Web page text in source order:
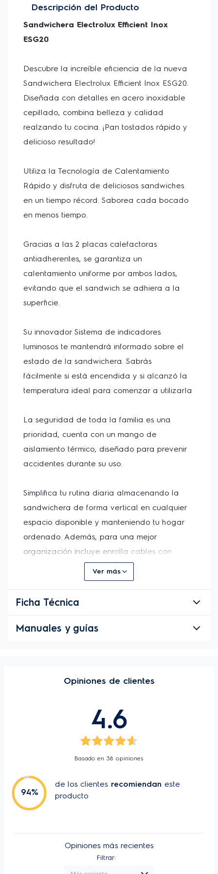
La seguridad de toda la familia es una prioridad,
cuenta con un mango de aislamiento térmico,
diseñado para prevenir accidentes durante su uso.
Simplifica tu rutina diaria almacenando la
disponible y manteniendo tu hogar ordenado.
Además, para una mejor organización incluye enrolla
cables con sistema de cierre.
Descripción del Producto
Sandwichera Electrolux Efficient Inox
ESG20
Descubre la increíble eficiencia de la nueva
Sandwichera Electrolux Efficient Inox ESG20.
Diseñada con detalles en acero inoxidable
cepillado, combina belleza y calidad
realzando tu cocina. ¡Pan tostados rápido y
delicioso resultado!
Utiliza la Tecnología de Calentamiento
Rápido y disfruta de deliciosos sandwiches
en un tiempo récord. Saborea cada bocado
en menos tiempo.
Gracias a las 2 placas calefactoras
antiadherentes, se garantiza un
calentamiento uniforme por ambos lados,
evitando que el sandwich se adhiera a la
superficie.
Su innovador Sistema de indicadores
luminosos te mantendrá informado sobre el
estado de la sandwichera. Sabrás
fácilmente si está encendida y si alcanzó la
temperatura ideal para comenzar a utilizarla
La seguridad de toda la familia es una
prioridad, cuenta con un mango de
aislamiento térmico, diseñado para prevenir
accidentes durante su uso.
Simplifica tu rutina diaria almacenando la
sandwichera de forma vertical en cualquier
espacio disponible y manteniendo tu hogar
ordenado. Además, para una mejor
organización incluye enrolla cables con
sistema de cierre.
Ver más
Ficha Técnica
22 cm
1,4 Kg
Altura del embalaje
12 cm
Ancho del embalaje
Manuales y guías
Opiniones de clientes
4.6
Basado en 38 opiniones
94%
de los clientes recomiendan este
producto
Opiniones más recientes
Filtrar: